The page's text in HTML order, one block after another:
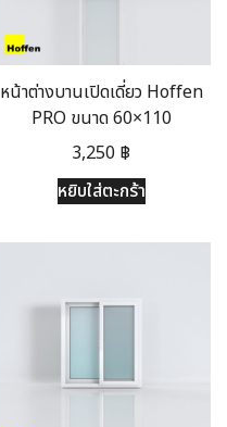
หน้าต่างบานเปิดเดี่ยว Hoffen
PRO ขนาด 60×110
3,250 ฿
หยิบใส่ตะกร้า